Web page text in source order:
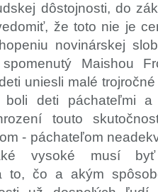
dôstojnosti, do
že toto nie je
novinárskej
spomenutý Maishou
uniesli malé
boli deti páchateľmi
touto
- páchateľom
vysoké musí
to, čo a akým